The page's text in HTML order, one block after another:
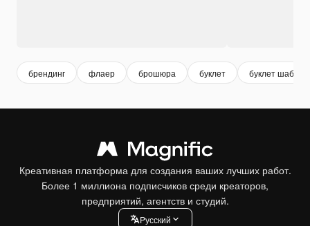
брендинг флаер брошюра буклет буклет шаблон
Креативная платформа для создания ваших лучших работ.
Более 1 миллиона подписчиков среди креаторов,
предприятий, агентств и студий.
Pусский